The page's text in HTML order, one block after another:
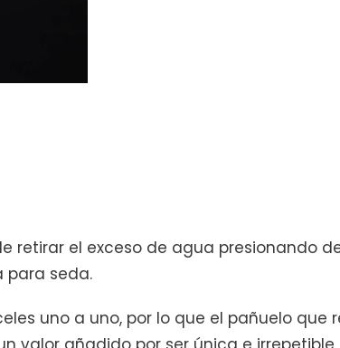
retirar el exceso de agua presionando
para seda.
uno a uno, por lo que el pañuelo